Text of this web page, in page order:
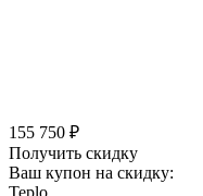
155 750 ₽
Получить скидку
Ваш купон на скидку:
Teplo